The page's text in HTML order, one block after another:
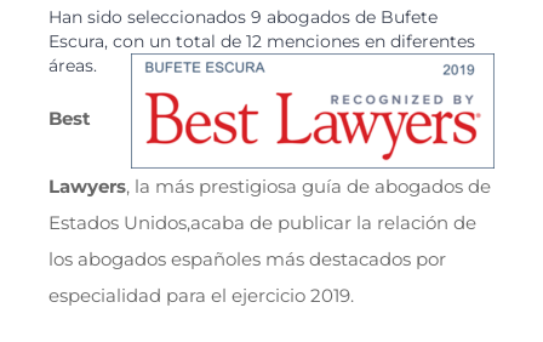
Han sido seleccionados 9 abogados de Bufete
Escura, con un total de 12 menciones en diferentes
áreas.
Best
Lawyers, la más prestigiosa guía de abogados de
Estados Unidos,acaba de publicar la relación de
los abogados españoles más destacados por
especialidad para el ejercicio 2019.